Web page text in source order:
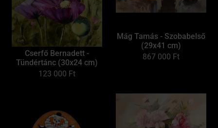
Cserfő Bernadett -
Tündértánc (30x24 cm)
123 000 Ft
Mág Tamás - Szobabelső
(29x41 cm)
867 000 Ft